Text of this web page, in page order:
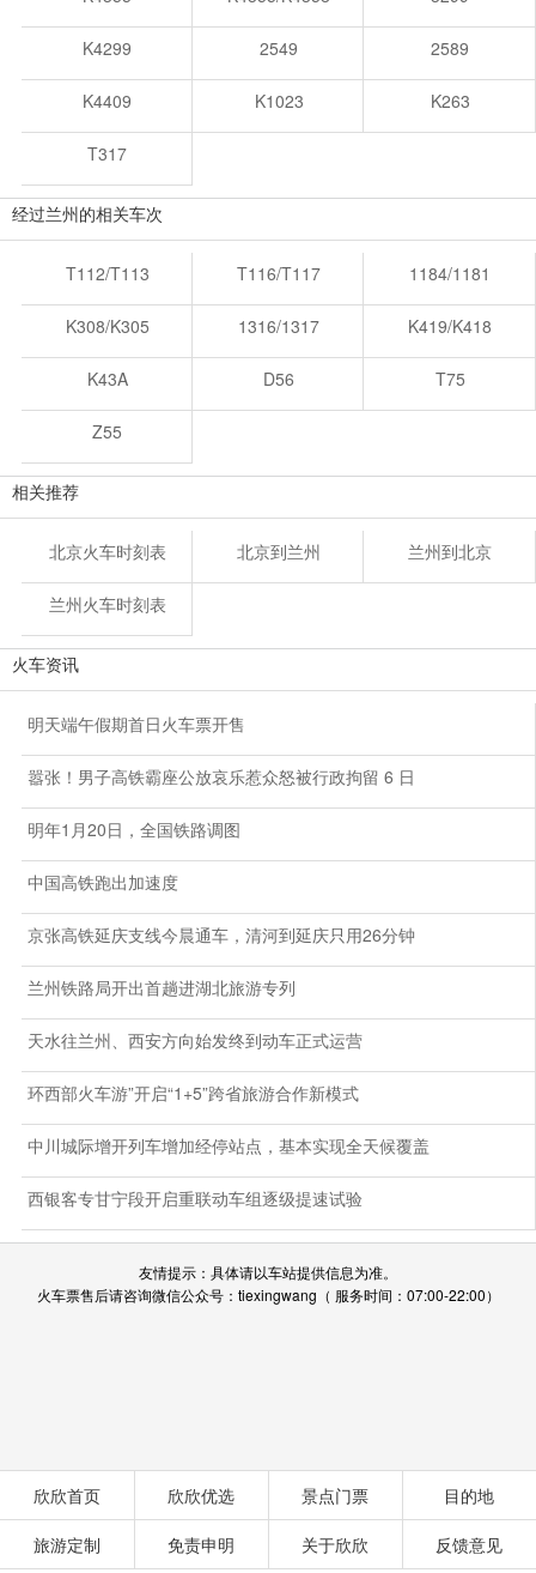
K4299 2549 2589
K4409 K1023 K263
T317
经过兰州的相关车次
T112/T113 T116/T117 1184/1181
K308/K305 1316/1317 K419/K418
K43A D56 T75
Z55
相关推荐
北京火车时刻表 北京到兰州 兰州到北京
兰州火车时刻表
火车资讯
明天端午假期首日火车票开售
嚣张！男子高铁霸座公放哀乐惹众怒被行政拘留 6 日
明年1月20日，全国铁路调图
中国高铁跑出加速度
京张高铁延庆支线今晨通车，清河到延庆只用26分钟
兰州铁路局开出首趟进湖北旅游专列
天水往兰州、西安方向始发终到动车正式运营
环西部火车游”开启“1+5”跨省旅游合作新模式
中川城际增开列车增加经停站点，基本实现全天候覆盖
西银客专甘宁段开启重联动车组逐级提速试验
友情提示：具体请以车站提供信息为准。
火车票售后请咨询微信公众号：tiexingwang（ 服务时间：07:00-22:00）
欣欣首页 欣欣优选 景点门票 目的地
旅游定制 免责申明 关于欣欣 反馈意见